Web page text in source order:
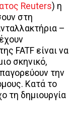
Reuters) η
στη
–
FATF είναι να
σκηνικό,
την
Κατά το
τη δημιουργία